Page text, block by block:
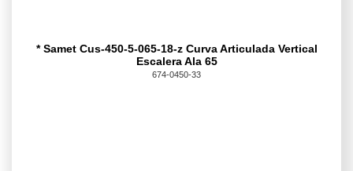
* Samet Cus-450-5-065-18-z Curva Articulada Vertical
Escalera Ala 65
674-0450-33